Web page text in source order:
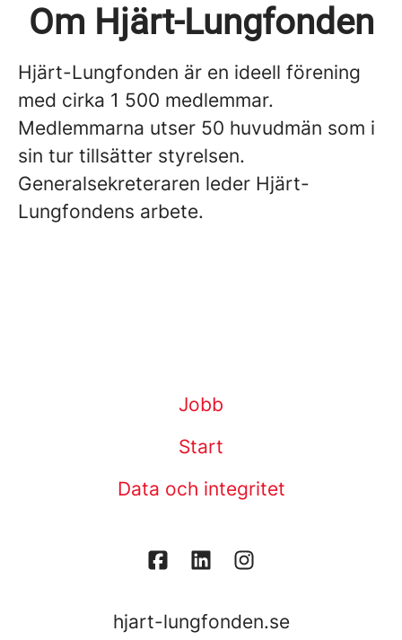
Om Hjärt-Lungfonden
Hjärt-Lungfonden är en ideell förening
med cirka 1 500 medlemmar.
Medlemmarna utser 50 huvudmän som i
sin tur tillsätter styrelsen.
Generalsekreteraren leder Hjärt-
Lungfondens arbete.
Jobb
Start
Data och integritet
hjart-lungfonden.se